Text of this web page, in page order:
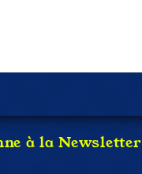
à la Newsletter